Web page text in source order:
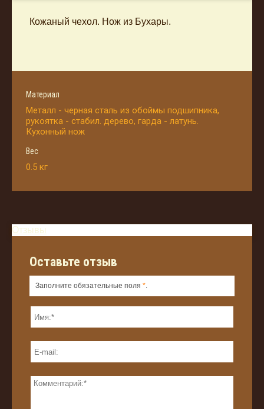
Кожаный чехол. Нож из Бухары.
Материал
Металл - черная сталь из обоймы подшипника,
рукоятка - стабил. дерево, гарда - латунь.
Кухонный нож
Вес
0.5 кг
Отзывы
Оставьте отзыв
Заполните обязательные поля *.